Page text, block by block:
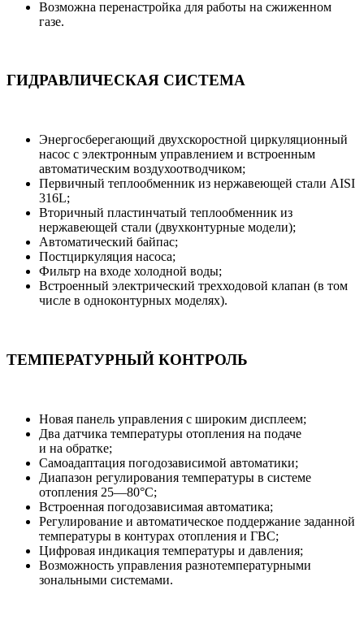
Возможна перенастройка для работы на сжиженном
газе.
ГИДРАВЛИЧЕСКАЯ СИСТЕМА
Энергосберегающий двухскоростной циркуляционный
насос с электронным управлением и встроенным
автоматическим воздухоотводчиком;
Первичный теплообменник из нержавеющей стали AISI
316L;
Вторичный пластинчатый теплообменник из
нержавеющей стали (двухконтурные модели);
Автоматический байпас;
Постциркуляция насоса;
Фильтр на входе холодной воды;
Встроенный электрический трехходовой клапан (в том
числе в одноконтурных моделях).
ТЕМПЕРАТУРНЫЙ КОНТРОЛЬ
Новая панель управления с широким дисплеем;
Два датчика температуры отопления на подаче
и на обратке;
Самоадаптация погодозависимой автоматики;
Диапазон регулирования температуры в системе
отопления 25—80°С;
Встроенная погодозависимая автоматика;
Регулирование и автоматическое поддержание заданной
температуры в контурах отопления и ГВС;
Цифровая индикация температуры и давления;
Возможность управления разнотемпературными
зональными системами.